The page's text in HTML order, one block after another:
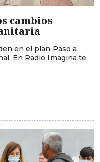
cambios
en el plan Paso a
En Radio Imagina te